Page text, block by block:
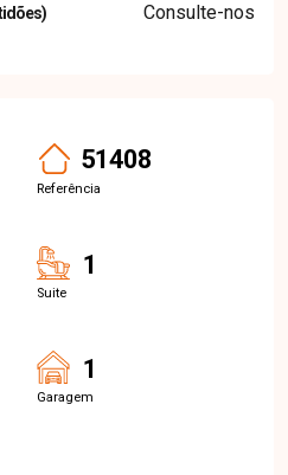
Consulte-nos
51408
Referência
1
Suite
1
Garagem